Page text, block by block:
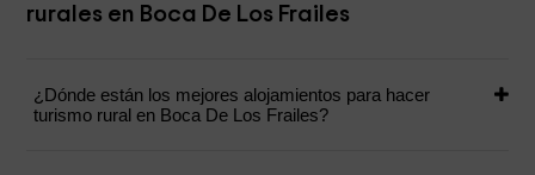
rurales en Boca De Los Frailes
¿Dónde están los mejores alojamientos para hacer
turismo rural en Boca De Los Frailes?